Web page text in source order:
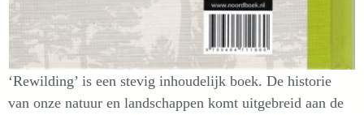
‘Rewilding’ is een stevig inhoudelijk boek. De historie
van onze natuur en landschappen komt uitgebreid aan de